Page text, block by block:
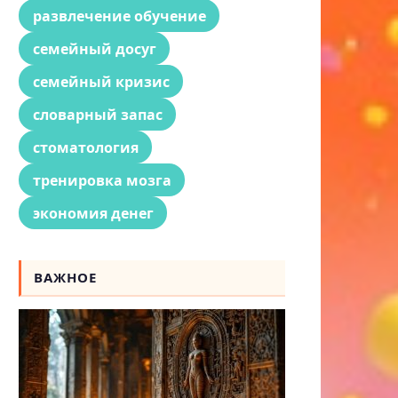
развлечение обучение
семейный досуг
семейный кризис
словарный запас
стоматология
тренировка мозга
экономия денег
ВАЖНОЕ